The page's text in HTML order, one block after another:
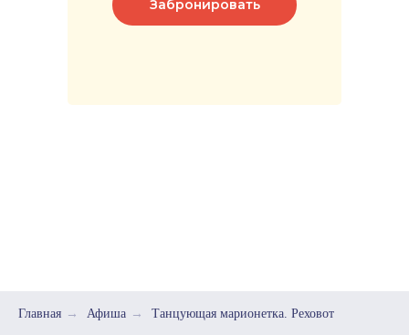
Забронировать
Главная → Афиша → Танцующая марионетка. Реховот